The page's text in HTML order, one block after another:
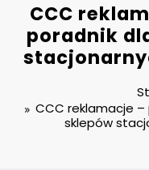
CCC
poradnik
CCC reklamacje
sklepów